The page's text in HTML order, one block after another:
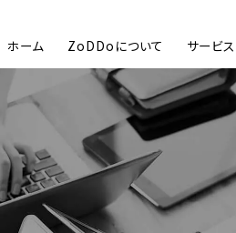
ホーム ZoDDoについて サービス